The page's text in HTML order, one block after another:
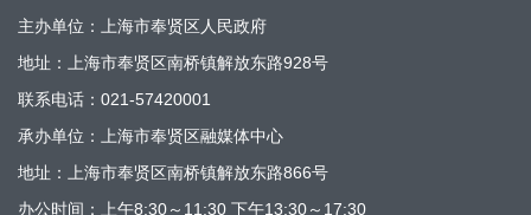
主办单位：上海市奉贤区人民政府
地址：上海市奉贤区南桥镇解放东路928号
联系电话：021-57420001
承办单位：上海市奉贤区融媒体中心
地址：上海市奉贤区南桥镇解放东路866号
办公时间：上午8:30～11:30 下午13:30～17:30